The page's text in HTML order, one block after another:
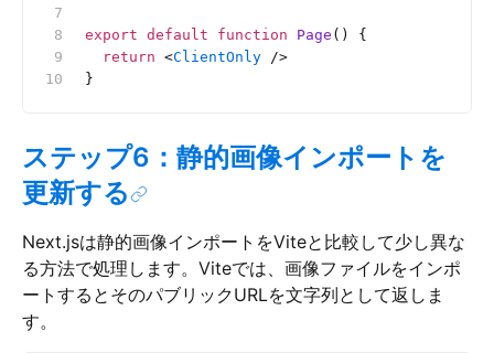
export default function Page () {
  return
<ClientOnly />
}
ステップ6：静的画像インポートを
更新する
Next.jsは静的画像インポートをViteと比較して少し異な
る方法で処理します。Viteでは、画像ファイルをインポ
ートするとそのパブリックURLを文字列として返しま
す。